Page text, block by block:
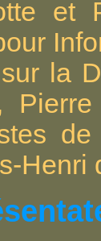
et
la
Henri